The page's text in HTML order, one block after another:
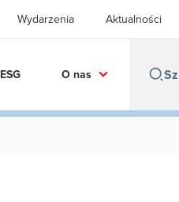
Wydarzenia Aktualności
ESG O nas